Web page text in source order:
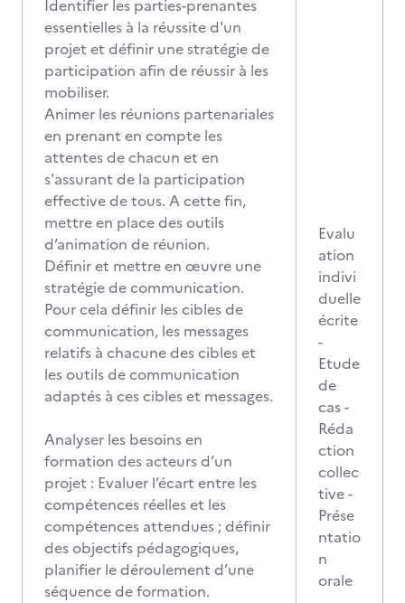
Identifier les parties-prenantes
essentielles à la réussite d'un
projet et définir une stratégie de
participation afin de réussir à les
mobiliser.
Animer les réunions partenariales
en prenant en compte les
attentes de chacun et en
s'assurant de la participation
effective de tous. A cette fin,
mettre en place des outils
d’animation de réunion.
Définir et mettre en œuvre une
stratégie de communication.
Pour cela définir les cibles de
communication, les messages
relatifs à chacune des cibles et
les outils de communication
adaptés à ces cibles et messages.
Analyser les besoins en
formation des acteurs d’un
projet : Evaluer l’écart entre les
compétences réelles et les
compétences attendues ; définir
des objectifs pédagogiques,
planifier le déroulement d’une
séquence de formation.
Evalu
ation
indivi
duelle
écrite
-
Etude
de
cas -
Réda
ction
collec
tive -
Prése
ntatio
n
orale